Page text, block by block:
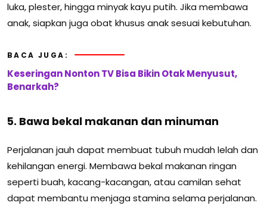
luka, plester, hingga minyak kayu putih. Jika membawa
anak, siapkan juga obat khusus anak sesuai kebutuhan.
BACA JUGA:
Keseringan Nonton TV Bisa Bikin Otak Menyusut,
Benarkah?
5. Bawa bekal makanan dan minuman
Perjalanan jauh dapat membuat tubuh mudah lelah dan
kehilangan energi. Membawa bekal makanan ringan
seperti buah, kacang-kacangan, atau camilan sehat
dapat membantu menjaga stamina selama perjalanan.